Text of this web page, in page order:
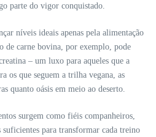
parte do vigor conquistado.
níveis ideais apenas pela alimentação
de carne bovina, por exemplo, pode
– um luxo para aqueles que a
os que seguem a trilha vegana, as
quanto oásis em meio ao deserto.
surgem como fiéis companheiros,
suficientes para transformar cada treino